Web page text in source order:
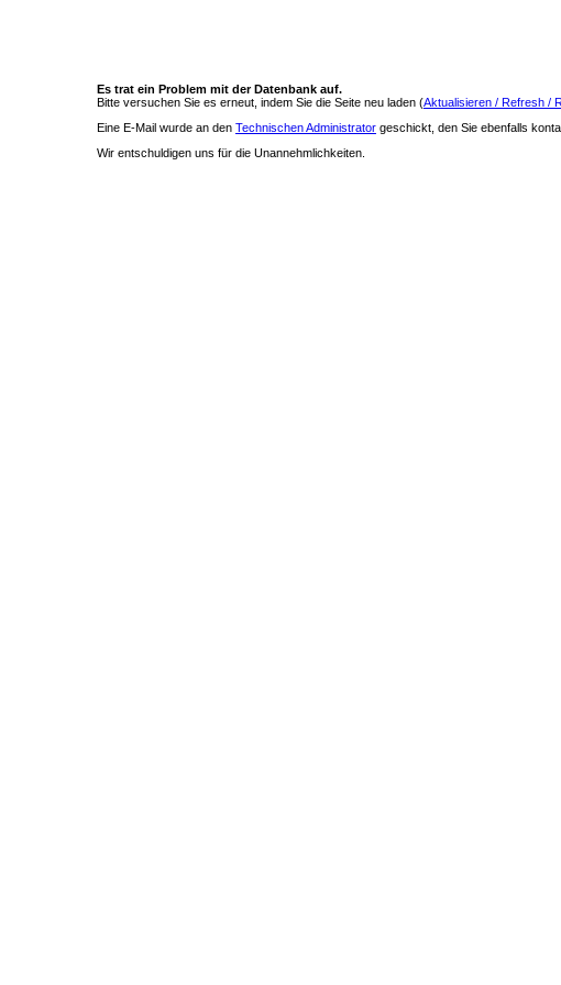
Es trat ein Problem mit der Datenbank auf.
Bitte versuchen Sie es erneut, indem Sie die Seite neu laden (Aktualisieren / Refresh /
Eine E-Mail wurde an den Technischen Administrator geschickt, den Sie ebenfalls
Wir entschuldigen uns für die Unannehmlichkeiten.